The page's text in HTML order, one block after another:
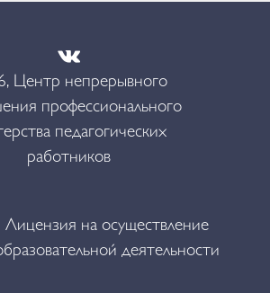
Центр непрерывного
профессионального
педагогических
работников
Лицензия на осуществление
деятельности